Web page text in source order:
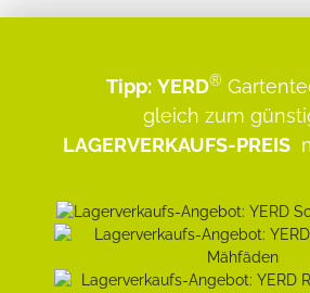
Tipp: YERD®
gleich zum
LAGERVERKAUFS-PREIS